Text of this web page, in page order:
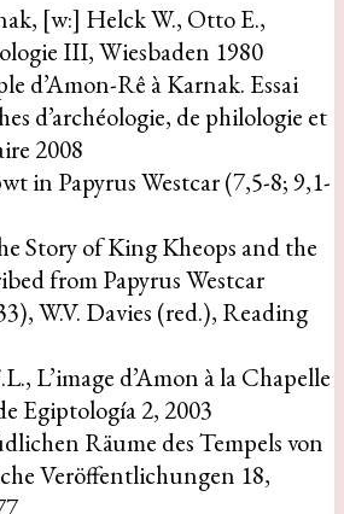
[w:] Helck W., Otto E.,
III, Wiesbaden 1980
d’Amon-Rê à Karnak. Essai
d’archéologie, de philologie et
2008
in Papyrus Westcar (7,5-8; 9,1-
Story of King Kheops and the
from Papyrus Westcar
W.V. Davies (red.), Reading
L’image d’Amon à la Chapelle
Egiptología 2, 2003
Räume des Tempels von
Veröffentlichungen 18,